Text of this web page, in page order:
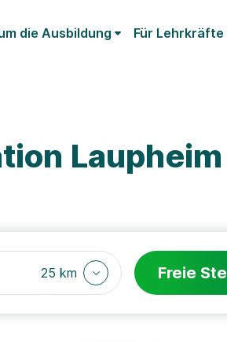
die Ausbildung Für Lehrkräfte
Laupheim
25 km Freie